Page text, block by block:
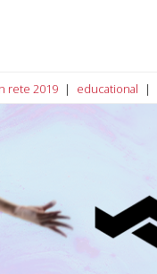
rete 2019 educational